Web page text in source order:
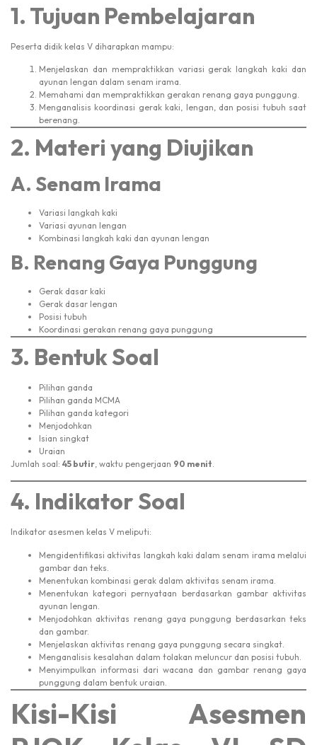
1. Tujuan Pembelajaran
Peserta didik kelas V diharapkan mampu:
Menjelaskan dan mempraktikkan variasi gerak langkah kaki dan
ayunan lengan dalam senam irama.
Memahami dan mempraktikkan gerakan renang gaya punggung.
Menganalisis koordinasi gerak kaki, lengan, dan posisi tubuh saat
berenang.
2. Materi yang Diujikan
A. Senam Irama
Variasi langkah kaki
Variasi ayunan lengan
Kombinasi langkah kaki dan ayunan lengan
B. Renang Gaya Punggung
Gerak dasar kaki
Gerak dasar lengan
Posisi tubuh
Koordinasi gerakan renang gaya punggung
3. Bentuk Soal
Pilihan ganda
Pilihan ganda MCMA
Pilihan ganda kategori
Menjodohkan
Isian singkat
Uraian
Jumlah soal: 45 butir , waktu pengerjaan 90 menit
4. Indikator Soal
Indikator asesmen kelas V meliputi:
Mengidentifikasi aktivitas langkah kaki dalam senam irama melalui
gambar dan teks.
Menentukan kombinasi gerak dalam aktivitas senam irama.
Menentukan kategori pernyataan berdasarkan gambar aktivitas
ayunan lengan.
Menjodohkan aktivitas renang gaya punggung berdasarkan teks
dan gambar.
Menjelaskan aktivitas renang gaya punggung secara singkat.
Menganalisis kesalahan dalam tolakan meluncur dan posisi tubuh.
Menyimpulkan informasi dari wacana dan gambar renang gaya
punggung dalam bentuk uraian.
Kisi-Kisi Asesmen